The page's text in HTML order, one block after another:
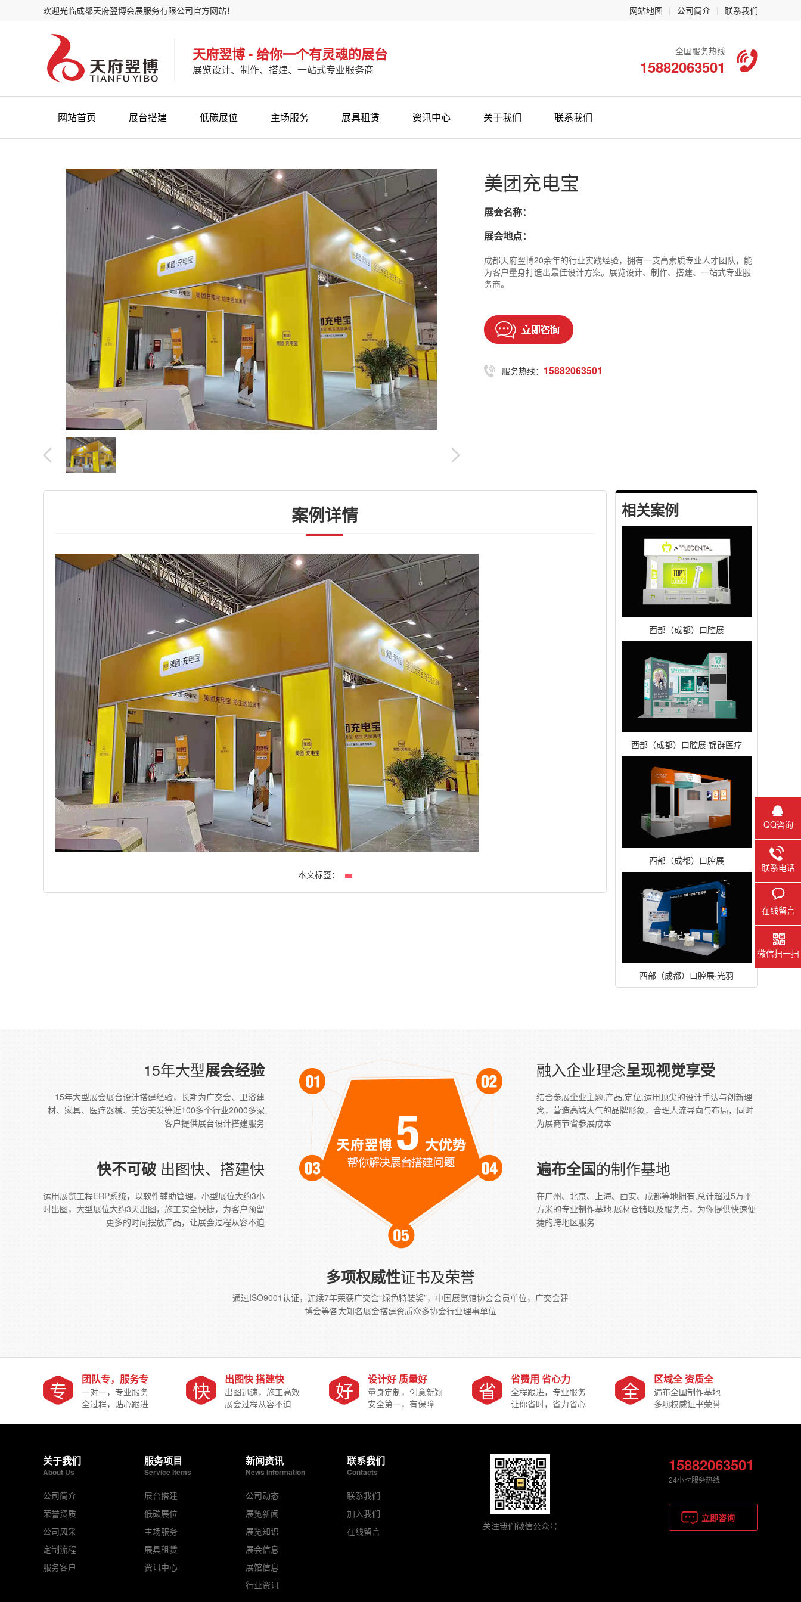
网站地图 | 公司简介 | 联系我们
欢迎光临成都天府翌博会展服务有限公司官方网站！
天府翌博 - 给你一个有灵魂的展台
展览设计、制作、搭建、一站式专业服务商
全国服务热线
15882063501
网站首页 展台搭建 低碳展位 主场服务 展具租赁 资讯中心 关于我们 联系我们
美团充电宝
展会名称：
展会地点：
成都天府翌博20余年的行业实践经验，拥有一支高素质专业人才团队，能
为客户量身打造出最佳设计方案。展览设计、制作、搭建、一站式专业服
务商。
服务热线： 15882063501
相关案例
西部（成都）口腔展
西部（成都）口腔展·锦群医疗
西部（成都）口腔展
西部（成都）口腔展·光羽
案例详情
本文标签：
15年大型展会经验
15年大型展会展台设计搭建经验，长期为广交会、卫浴建
材、家具、医疗器械、美容美发等近100多个行业2000多家
客户提供展台设计搭建服务
融入企业理念呈现视觉享受
结合参展企业主题,产品,定位,运用顶尖的设计手法与创新理
念，营造高端大气的品牌形象，合理人流导向与布局，同时
为展商节省参展成本
快不可破 出图快、搭建快
运用展览工程ERP系统，以软件辅助管理，小型展位大约3小
时出图，大型展位大约3天出图，施工安全快捷，为客户预留
更多的时间摆放产品，让展会过程从容不迫
遍布全国的制作基地
在广州、北京、上海、西安、成都等地拥有,总计超过5万平
方米的专业制作基地,展材仓储以及服务点，为你提供快速便
捷的跨地区服务
多项权威性证书及荣誉
通过ISO9001认证，连续7年荣获广交会“绿色特装奖”，中国展览馆协会会员单位，广交会建
博会等各大知名展会搭建资质众多协会行业理事单位
专 团队专，服务专
一对一，专业服务
全过程，贴心跟进
快 出图快 搭建快
出图迅速，施工高效
展会过程从容不迫
好 设计好 质量好
量身定制，创意新颖
安全第一，有保障
省 省费用 省心力
全程跟进，专业服务
让你省时，省力省心
全 区域全 资质全
遍布全国制作基地
多项权威证书荣誉
关于我们
About Us
公司简介
荣誉资质
公司风采
定制流程
服务客户
服务项目
Service Items
展台搭建
低碳展位
主场服务
展具租赁
资讯中心
新闻资讯
News information
公司动态
展览新闻
展览知识
展会信息
展馆信息
行业资讯
联系我们
Contacts
联系我们
加入我们
在线留言
关注我们微信公众号
15882063501
24小时服务热线
立即咨询
QQ咨询
联系电话
在线留言
微信扫一扫